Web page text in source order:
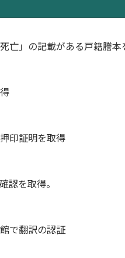
亡」の記載がある戸籍謄本
印証明を取得
認を取得。
で翻訳の認証